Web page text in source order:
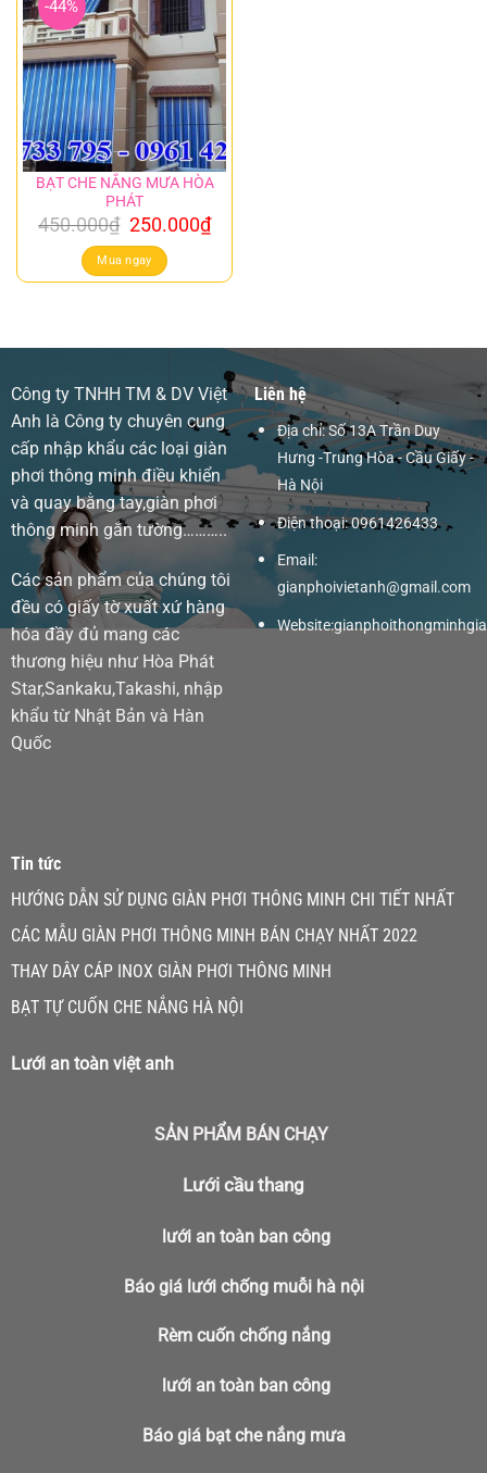
-44%
BẠT CHE NẮNG MƯA HÒA
PHÁT
450.000₫ Giá
gốc
là:
450.000₫.
250.000₫Giá
hiện
là:
Mua ngay
Công ty TNHH TM & DV Việt
Anh là Công ty chuyên cung
cấp nhập khẩu các loại giàn
phơi thông minh điều khiển
và quay bằng tay,giàn phơi
thông minh gắn tường………..
Các sản phẩm của chúng tôi
đều có giấy tờ xuất xứ hàng
hóa đầy đủ mang các
thương hiệu như Hòa Phát
Star,Sankaku,Takashi, nhập
khẩu từ Nhật Bản và Hàn
Quốc
Liên hệ
Địa chỉ: Số 13A Trần Duy
Hưng -Trung Hòa - Cầu Giấy -
Hà Nội
Điện thoại: 0961426433
Email:
gianphoivietanh@gmail.com
Website:
Tin tức
HƯỚNG DẪN SỬ DỤNG GIÀN PHƠI THÔNG MINH CHI TIẾT NHẤT
CÁC MẪU GIÀN PHƠI THÔNG MINH BÁN CHẠY NHẤT 2022
THAY DÂY CÁP INOX GIÀN PHƠI THÔNG MINH
BẠT TỰ CUỐN CHE NẮNG HÀ NỘI
Lưới an toàn việt anh
SẢN PHẨM BÁN CHẠY
Lưới cầu thang
lưới an toàn ban công
Báo giá lưới chống muỗi hà nội
Rèm cuốn chống nắng
lưới an toàn ban công
Báo giá bạt che nắng mưa